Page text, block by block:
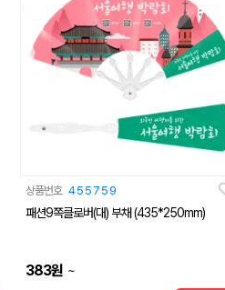
상품번호 455759
패션9쪽클로버(대) 부채 (435*250mm)
383원 ~